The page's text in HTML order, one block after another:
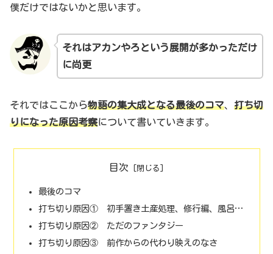
僕だけではないかと思います。
それはアカンやろという展開が多かっただけ
に尚更
それではここから物語の集大成となる最後のコマ、 打ち切
りになった原因考察について書いていきます。
目次
最後のコマ
打ち切り原因① 初手置き土産処理、修行編、風呂…
打ち切り原因② ただのファンタジー
打ち切り原因③ 前作からの代わり映えのなさ